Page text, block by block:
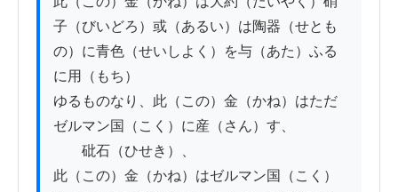
子（びいどろ）或（あるい）は陶器（せとも
の）に青色（せいしよく）を与（あた）ふる
に用（もち）
ゆるものなり、此（この）金（かね）はただ
ゼルマン国（こく）に産（さん）す、
砒石（ひせき）、
此（この）金（かね）はゼルマン国（こく）